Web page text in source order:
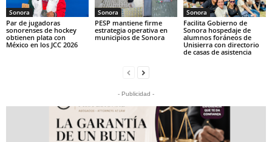
Sonora
Par de jugadoras
sonorenses de hockey
obtienen plata con
México en los JCC 2026
Sonora
PESP mantiene firme
estrategia operativa en
municipios de Sonora
Sonora
Facilita Gobierno de
Sonora hospedaje de
alumnos foráneos de
Unisierra con directorio
de casas de asistencia
- Publicidad -